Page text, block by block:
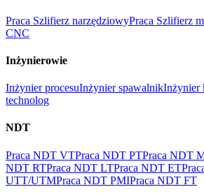
Praca Szlifierz narzędziowyPraca Szlifierz
CNC
Inżynierowie
Inżynier procesuInżynier spawalnikInżynier
technolog
NDT
Praca NDT VTPraca NDT PTPraca NDT
NDT RTPraca NDT LTPraca NDT ET
UTT/UTMPraca NDT PMIPraca NDT FT